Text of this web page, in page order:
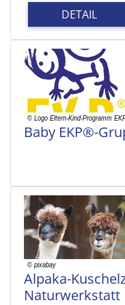
DETAIL
Baby EKP®-
Alpaka-
Naturwerkstatt